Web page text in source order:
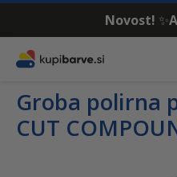
Novost! ✨
Skip to content
Groba polirna
CUT